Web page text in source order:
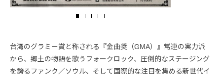
台湾のグラミー賞と称される『金曲奨（GMA）』常連の実力派
から、郷土の物語を歌うフォークロック、圧倒的なステージング
を誇るファンク／ソウル、そして国際的な注目を集める新世代イ